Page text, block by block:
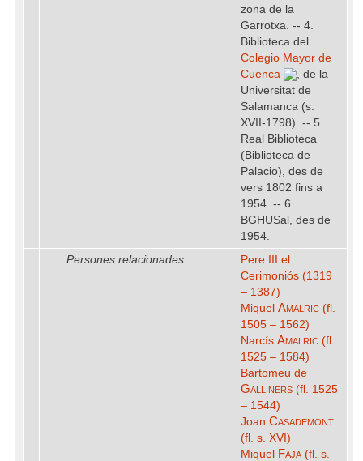
zona de la
Garrotxa. -- 4.
Biblioteca del
Colegio Mayor de
Cuenca
, de la
Universitat de
Salamanca (s.
XVII-1798). -- 5.
Real Biblioteca
(Biblioteca de
Palacio), des de
vers 1802 fins a
1954. -- 6.
BGHUSal, des de
1954.
Persones relacionades:
Pere III el
Cerimoniós (1319
– 1387)
Miquel Amalric (fl.
1505 – 1562)
Narcís Amalric (fl.
1525 – 1584)
Bartomeu de
Galliners (fl. 1525
– 1544)
Joan Casademont
(fl. s. XVI)
Miquel Faja(fl. s.